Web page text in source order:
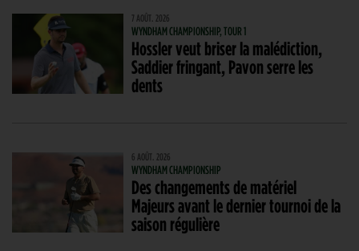
7 AOÛT. 2026
WYNDHAM CHAMPIONSHIP, TOUR 1
Hossler veut briser la malédiction,
Saddier fringant, Pavon serre les
dents
6 AOÛT. 2026
WYNDHAM CHAMPIONSHIP
Des changements de matériel
Majeurs avant le dernier tournoi de la
saison régulière